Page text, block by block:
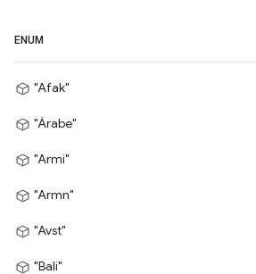
ENUM
"Afak"
"Árabe"
"Armi"
"Armn"
"Avst"
"Bali"